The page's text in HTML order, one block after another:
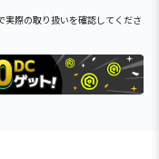
際の取り扱いを確認してくださ